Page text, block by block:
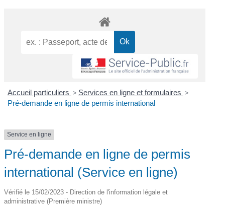
Accueil particuliers > Services en ligne et formulaires >
Pré-demande en ligne de permis international
Service en ligne
Pré-demande en ligne de permis
international (Service en ligne)
Vérifié le 15/02/2023 - Direction de l'information légale et
administrative (Première ministre)